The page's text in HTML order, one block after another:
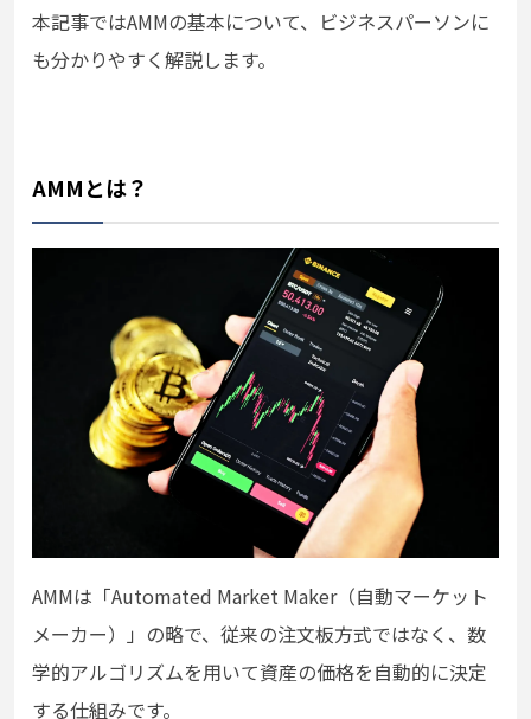
本記事ではAMMの基本について、ビジネスパーソンに
も分かりやすく解説します。
AMMとは？
AMMは「Automated Market Maker（自動マーケット
メーカー）」の略で、従来の注文板方式ではなく、数
学的アルゴリズムを用いて資産の価格を自動的に決定
する仕組みです。